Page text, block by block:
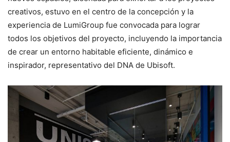
creativos, estuvo en el centro de la concepción y la
experiencia de LumiGroup fue convocada para lograr
todos los objetivos del proyecto, incluyendo la importancia
de crear un entorno habitable eficiente, dinámico e
inspirador, representativo del DNA de Ubisoft.